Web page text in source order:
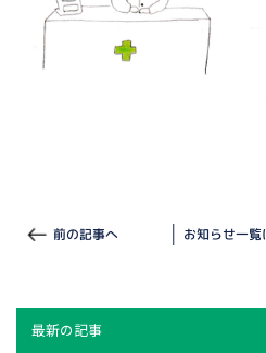
前の記事へ お知らせ一覧
最新の記事